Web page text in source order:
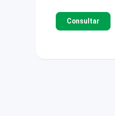
Consultar